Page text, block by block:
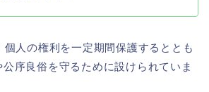
個人の権利を一定期間保護するととも
序良俗を守るために設けられていま